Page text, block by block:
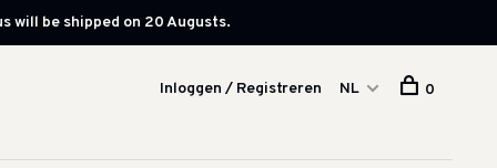
will be shipped on 20 Augusts.
Inloggen / Registreren NL 0